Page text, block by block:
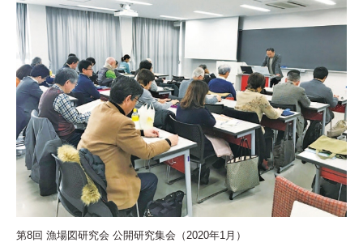
第8回 漁場図研究会 公開研究集会（2020年1月）